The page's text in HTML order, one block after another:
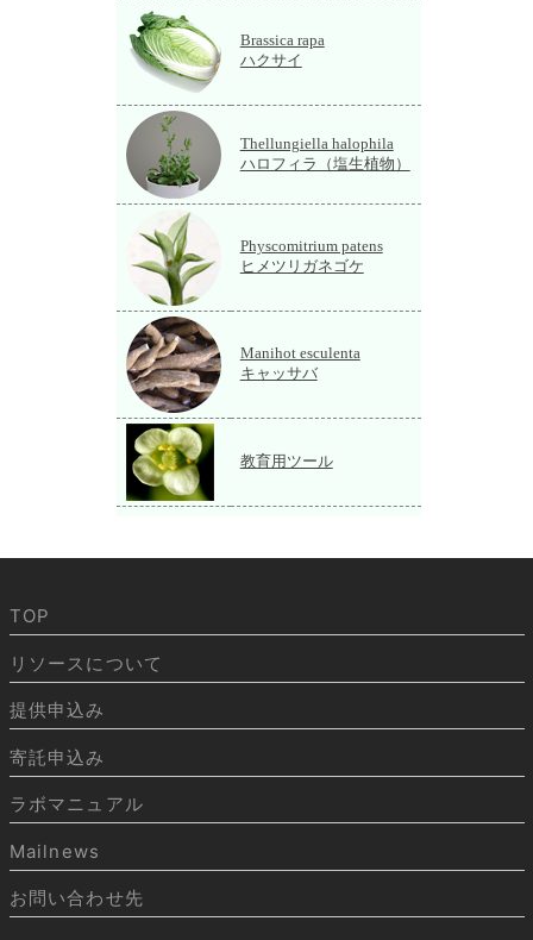
Brassica rapa
ハクサイ
Thellungiella halophila
ハロフィラ（塩生植物）
Physcomitrium patens
ヒメツリガネゴケ
Manihot esculenta
キャッサバ
教育用ツール
TOP
リソースについて
提供申込み
寄託申込み
ラボマニュアル
Mailnews
お問い合わせ先